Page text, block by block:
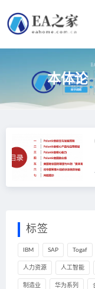
本体论
标签
IBM SAP Togaf
人力资源 人工智能
制造业 华为系列